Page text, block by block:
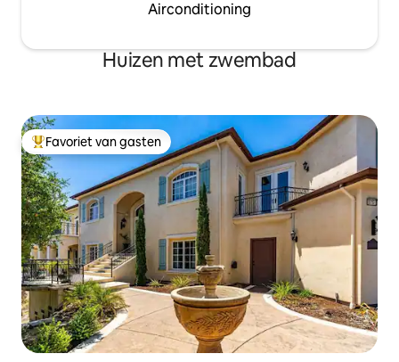
Airconditioning
Huizen met zwembad
Topfavoriet van gasten
Favoriet van gasten